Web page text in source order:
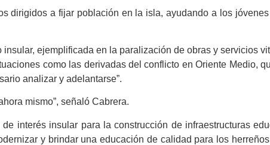
dirigidos a fijar población en la isla, ayudando a los
ejemplificada en la paralización de obras y servicios
como las derivadas del conflicto en Oriente Medio,
analizar y adelantarse”.
mismo”, señaló Cabrera.
interés insular para la construcción de infraestructuras
y brindar una educación de calidad para los